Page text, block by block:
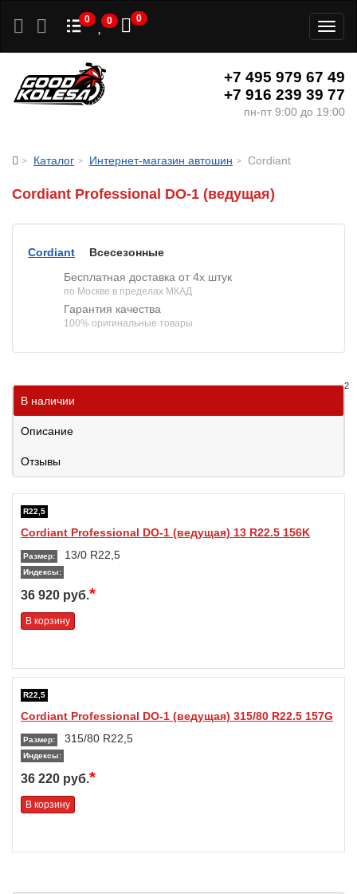
0 0 0
+7 495 979 67 49
+7 916 239 39 77
пн-пт 9:00 до 19:00
Каталог Интернет-магазин автошин Cordiant
Cordiant Professional DO-1 (ведущая)
Cordiant
Всесезонные
Бесплатная доставка от 4х штук
по Москве в пределах МКАД
Гарантия качества
100% оригинальные товары
В наличии
2
Описание
Отзывы
R22,5
Cordiant Professional DO-1 (ведущая) 13 R22.5 156K
Размер: 13/0 R22,5
Индексы:
36 920 руб.*
В корзину
R22,5
Cordiant Professional DO-1 (ведущая) 315/80 R22.5 157G
Размер: 315/80 R22,5
Индексы:
36 220 руб.*
В корзину